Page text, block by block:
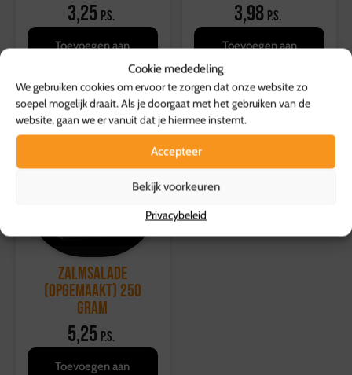
Cookie mededeling
We gebruiken cookies om ervoor te zorgen dat onze website zo
soepel mogelijk draait. Als je doorgaat met het gebruiken van de
website, gaan we er vanuit dat je hiermee instemt.
Accepteer
Bekijk voorkeuren
Privacybeleid
3,25 p.s.
Toevoegen aan
3,98 p.s.
Toevoegen aan
Zalmsalade
(opgemaakt) 250
gram
5,25 p.s.
Toevoegen aan